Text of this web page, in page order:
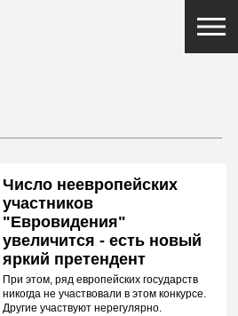
Число неевропейских
участников
"Евровидения"
увеличится - есть новый
яркий претендент
При этом, ряд европейских государств
никогда не участвовали в этом конкурсе.
Другие участвуют нерегулярно.